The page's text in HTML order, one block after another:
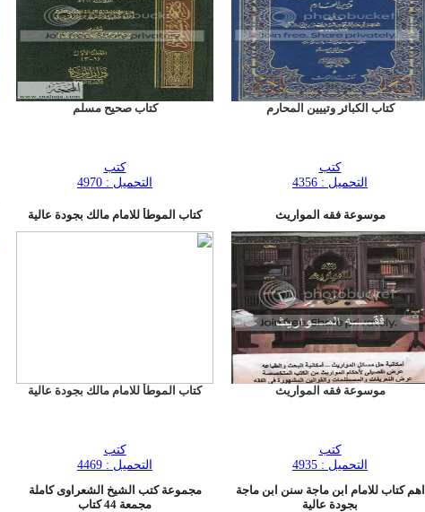
كتاب الكبائر وتييين المحارم
كتب
التحميل : 4356
كتاب صحيح مسلم
كتب
التحميل : 4970
موسوعة فقه المواريث
موسوعة فقه المواريث
كتب
التحميل : 4935
كتاب الموطأ للامام مالك بجودة عالية
كتاب الموطأ للامام مالك بجودة عالية
كتب
التحميل : 4469
اهم كتاب للامام ابن ماجة سنن ابن ماجة
بجودة عالية
مجموعة كتب الشيخ الشعراوى كاملة
مجمعة 44 كتاب